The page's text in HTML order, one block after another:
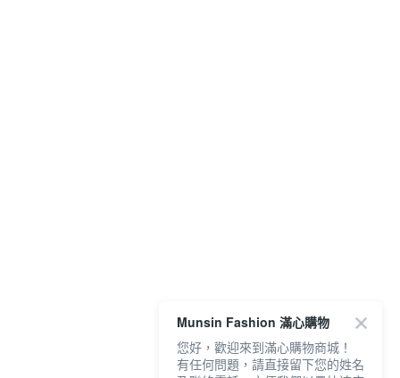
Munsin Fashion 滿心購物
您好，歡迎來到滿心購物商城！
有任何問題，請直接留下您的姓名